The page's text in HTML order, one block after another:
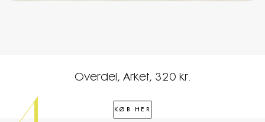
Overdel, Arket, 320 kr.
KØB HER